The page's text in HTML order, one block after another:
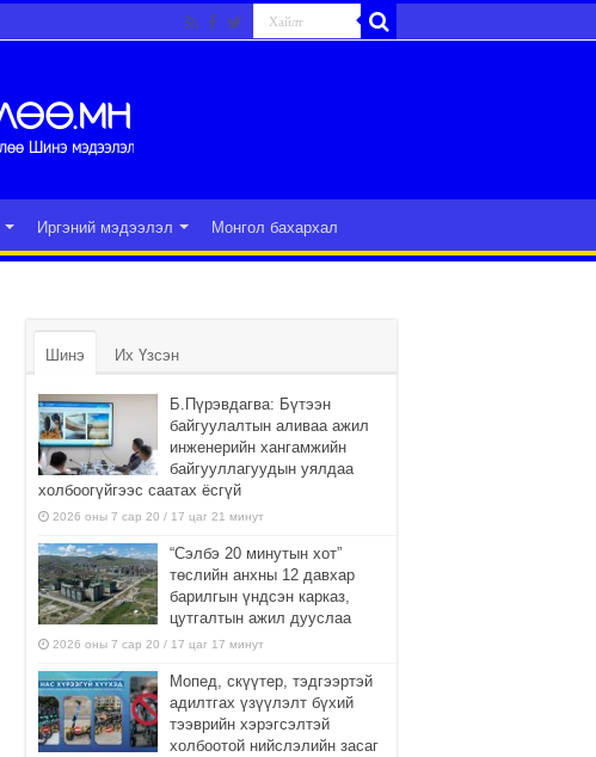
Иргэний мэдээлэл Монгол бахархал
Шинэ Их Үзсэн
Б.Пүрэвдагва: Бүтээн
байгуулалтын аливаа ажил
инженерийн хангамжийн
байгууллагуудын уялдаа
холбоогүйгээс саатах ёсгүй
2026 оны 7 сар 20 / 17 цаг 21 минут
“Сэлбэ 20 минутын хот”
төслийн анхны 12 давхар
барилгын үндсэн карказ,
цутгалтын ажил дууслаа
2026 оны 7 сар 20 / 17 цаг 17 минут
Мопед, скүүтер, тэдгээртэй
адилтгах үзүүлэлт бүхий
тээврийн хэрэгсэлтэй
холбоотой нийслэлийн засаг